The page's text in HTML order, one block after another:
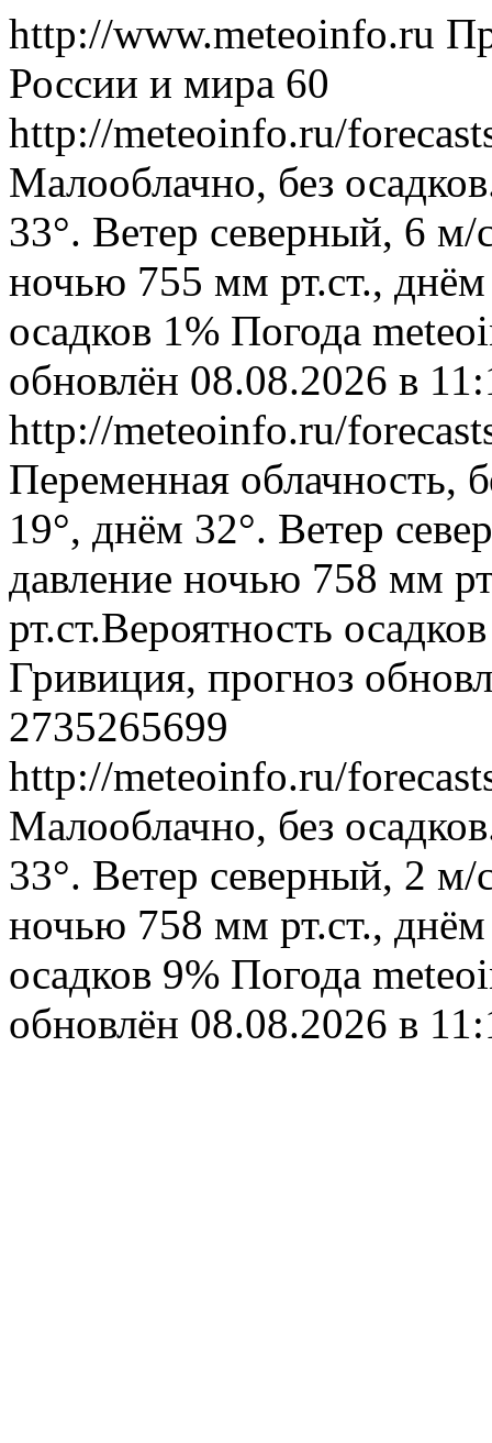
http://www.meteoinfo.ru
России и мира 60
http://meteoinfo.ru/
Малооблачно, без
33°. Ветер северный, 6
ночью 755 мм рт.ст.,
осадков 1% Погода
обновлён 08.08.2026 в
http://meteoinfo.ru/
Переменная облачность,
19°, днём 32°. Ветер
давление ночью 758 мм
рт.ст.Вероятность
Гривиция, прогноз
2735265699
http://meteoinfo.ru/
Малооблачно, без
33°. Ветер северный, 2
ночью 758 мм рт.ст.,
осадков 9% Погода
обновлён 08.08.2026 в